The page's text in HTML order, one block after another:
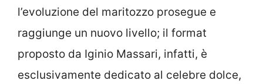
l’evoluzione del maritozzo prosegue e
raggiunge un nuovo livello; il format
proposto da Iginio Massari, infatti, è
esclusivamente dedicato al celebre dolce,